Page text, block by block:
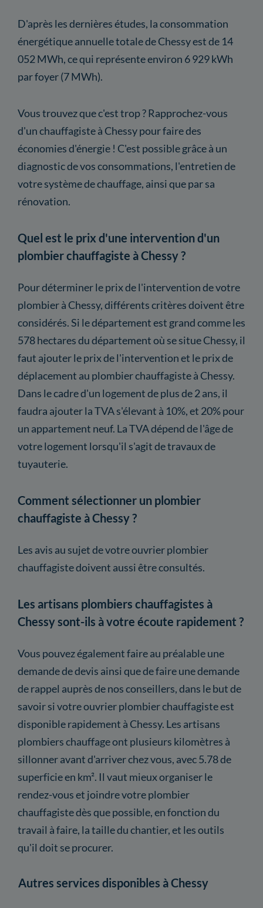
D'après les dernières études, la consommation
énergétique annuelle totale de Chessy est de 14
052 MWh, ce qui représente environ 6 929 kWh
par foyer (7 MWh).
Vous trouvez que c'est trop ? Rapprochez-vous
d'un chauffagiste à Chessy pour faire des
économies d'énergie ! C'est possible grâce à un
diagnostic de vos consommations, l'entretien de
votre système de chauffage, ainsi que par sa
rénovation.
Quel est le prix d'une intervention d'un
plombier chauffagiste à Chessy ?
Pour déterminer le prix de l'intervention de votre
plombier à Chessy, différents critères doivent être
considérés. Si le département est grand comme les
578 hectares du département où se situe Chessy, il
faut ajouter le prix de l'intervention et le prix de
déplacement au plombier chauffagiste à Chessy.
Dans le cadre d'un logement de plus de 2 ans, il
faudra ajouter la TVA s'élevant à 10%, et 20% pour
un appartement neuf. La TVA dépend de l'âge de
votre logement lorsqu'il s'agit de travaux de
tuyauterie.
Comment sélectionner un plombier
chauffagiste à Chessy ?
Les avis au sujet de votre ouvrier plombier
chauffagiste doivent aussi être consultés.
Les artisans plombiers chauffagistes à
Chessy sont-ils à votre écoute rapidement ?
Vous pouvez également faire au préalable une
demande de devis ainsi que de faire une demande
de rappel auprès de nos conseillers, dans le but de
savoir si votre ouvrier plombier chauffagiste est
disponible rapidement à Chessy. Les artisans
plombiers chauffage ont plusieurs kilomètres à
sillonner avant d'arriver chez vous, avec 5.78 de
superficie en km². Il vaut mieux organiser le
rendez-vous et joindre votre plombier
chauffagiste dès que possible, en fonction du
travail à faire, la taille du chantier, et les outils
qu'il doit se procurer.
Autres services disponibles à Chessy